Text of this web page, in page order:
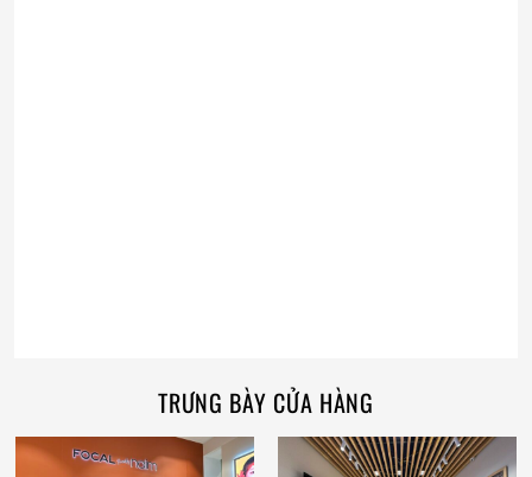
TRƯNG BÀY CỬA HÀNG